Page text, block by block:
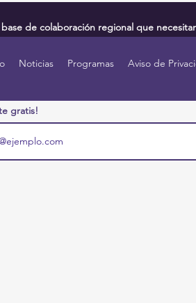
de colaboración regional que
Noticias Programas Aviso de
gratis!